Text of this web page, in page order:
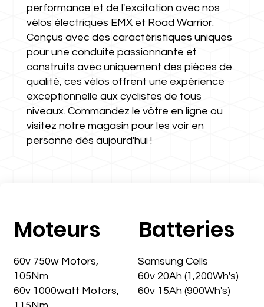
performance et de l'excitation avec nos
vélos électriques EMX et Road Warrior.
Conçus avec des caractéristiques uniques
pour une conduite passionnante et
construits avec uniquement des pièces de
qualité, ces vélos offrent une expérience
exceptionnelle aux cyclistes de tous
niveaux. Commandez le vôtre en ligne ou
visitez notre magasin pour les voir en
personne dès aujourd'hui !
Moteurs
60v 750w Motors,
105Nm
60v 1000watt Motors,
Batteries
Samsung Cells
60v 20Ah (1,200Wh's)
60v 15Ah (900Wh's)